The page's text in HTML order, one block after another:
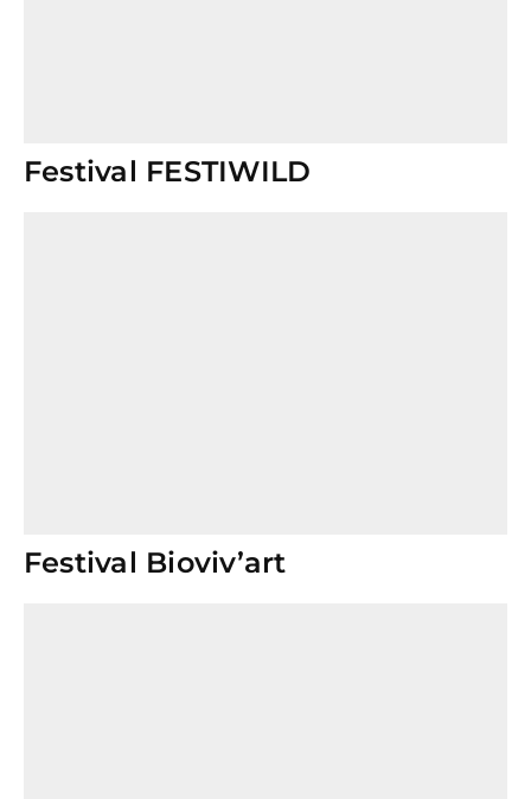
Festival FESTIWILD
Festival Bioviv’art